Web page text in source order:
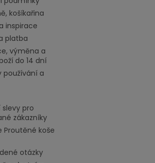
košíkařina
inspirace
platba
výměna a
do 14 dní
používání a
pro
zákazníky
Proutěné koše
otázky